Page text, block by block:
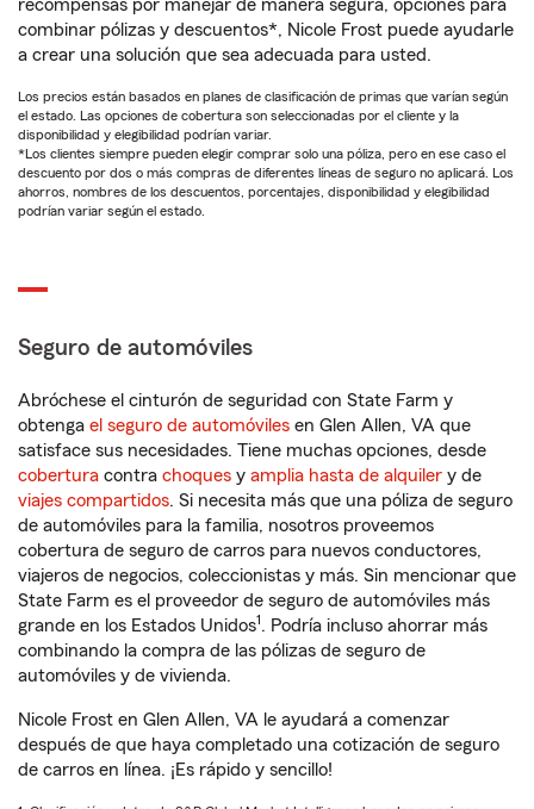
recompensas por manejar de manera segura, opciones para
combinar pólizas y descuentos*, Nicole Frost puede ayudarle
a crear una solución que sea adecuada para usted.
Los precios están basados en planes de clasificación de primas que varían según
el estado. Las opciones de cobertura son seleccionadas por el cliente y la
disponibilidad y elegibilidad podrían variar.
*Los clientes siempre pueden elegir comprar solo una póliza, pero en ese caso el
descuento por dos o más compras de diferentes líneas de seguro no aplicará. Los
ahorros, nombres de los descuentos, porcentajes, disponibilidad y elegibilidad
podrían variar según el estado.
Seguro de automóviles
Abróchese el cinturón de seguridad con State Farm y
obtenga el seguro de automóviles en Glen Allen, VA que
satisface sus necesidades. Tiene muchas opciones, desde
cobertura contra choques y amplia hasta de alquiler y de
viajes compartidos. Si necesita más que una póliza de seguro
de automóviles para la familia, nosotros proveemos
cobertura de seguro de carros para nuevos conductores,
viajeros de negocios, coleccionistas y más. Sin mencionar que
State Farm es el proveedor de seguro de automóviles más
grande en los Estados Unidos1. Podría incluso ahorrar más
combinando la compra de las pólizas de seguro de
automóviles y de vivienda.
Nicole Frost en Glen Allen, VA le ayudará a comenzar
después de que haya completado una cotización de seguro
de carros en línea. ¡Es rápido y sencillo!